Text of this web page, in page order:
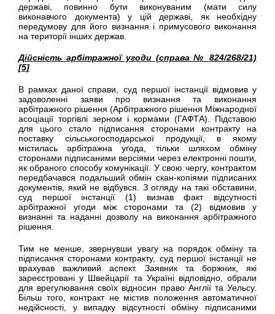
державі, повинно бути виконуваним (мати силу
виконавчого документа) у цій державі, як необхідну
передумову для його визнання і примусового виконання
на території інших держав.
Дійсність арбітражної угоди (справа № 824/268/21)
[5]
В рамках даної справи, суд першої інстанції відмовив у
задоволенні заяви про визнання та виконання
арбітражного рішення (Арбітражного рішення Міжнародної
асоціації торгівлі зерном і кормами (ГАФТА). Підставою
для цього стало підписання сторонами контракту на
поставку сільськогосподарської продукції, в якому
містилась арбітражна угода, тільки шляхом обміну
сторонами підписаними версіями через електронні пошти,
як обраного способу комунікації. У свою чергу, контрактом
передбачався подальший обмін скан-копіями підписаних
документів, який не відбувся. З огляду на такі обставини,
cуд першої інстанції (1) визнав факт відсутності
арбітражної угоди між сторонами та (2) відмовив у
визнанні та наданні дозволу на виконання арбітражного
рішення.
Тим не менше, звернувши увагу на порядок обміну та
підписання сторонами контракту, суд першої інстанції не
врахував важливий аспект. Заявник та боржник, які
зареєстровані у Швейцарії та Україні відповідно, обрали
для врегулювання своїх відносин право Англії та Уельсу.
Більш того, контракт не містив положення автоматичної
недійсності, у випадку відсутності обміну підписаними